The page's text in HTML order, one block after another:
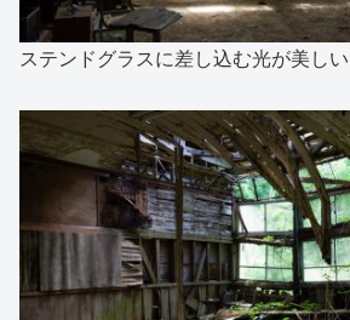
ステンドグラスに差し込む光が美しい